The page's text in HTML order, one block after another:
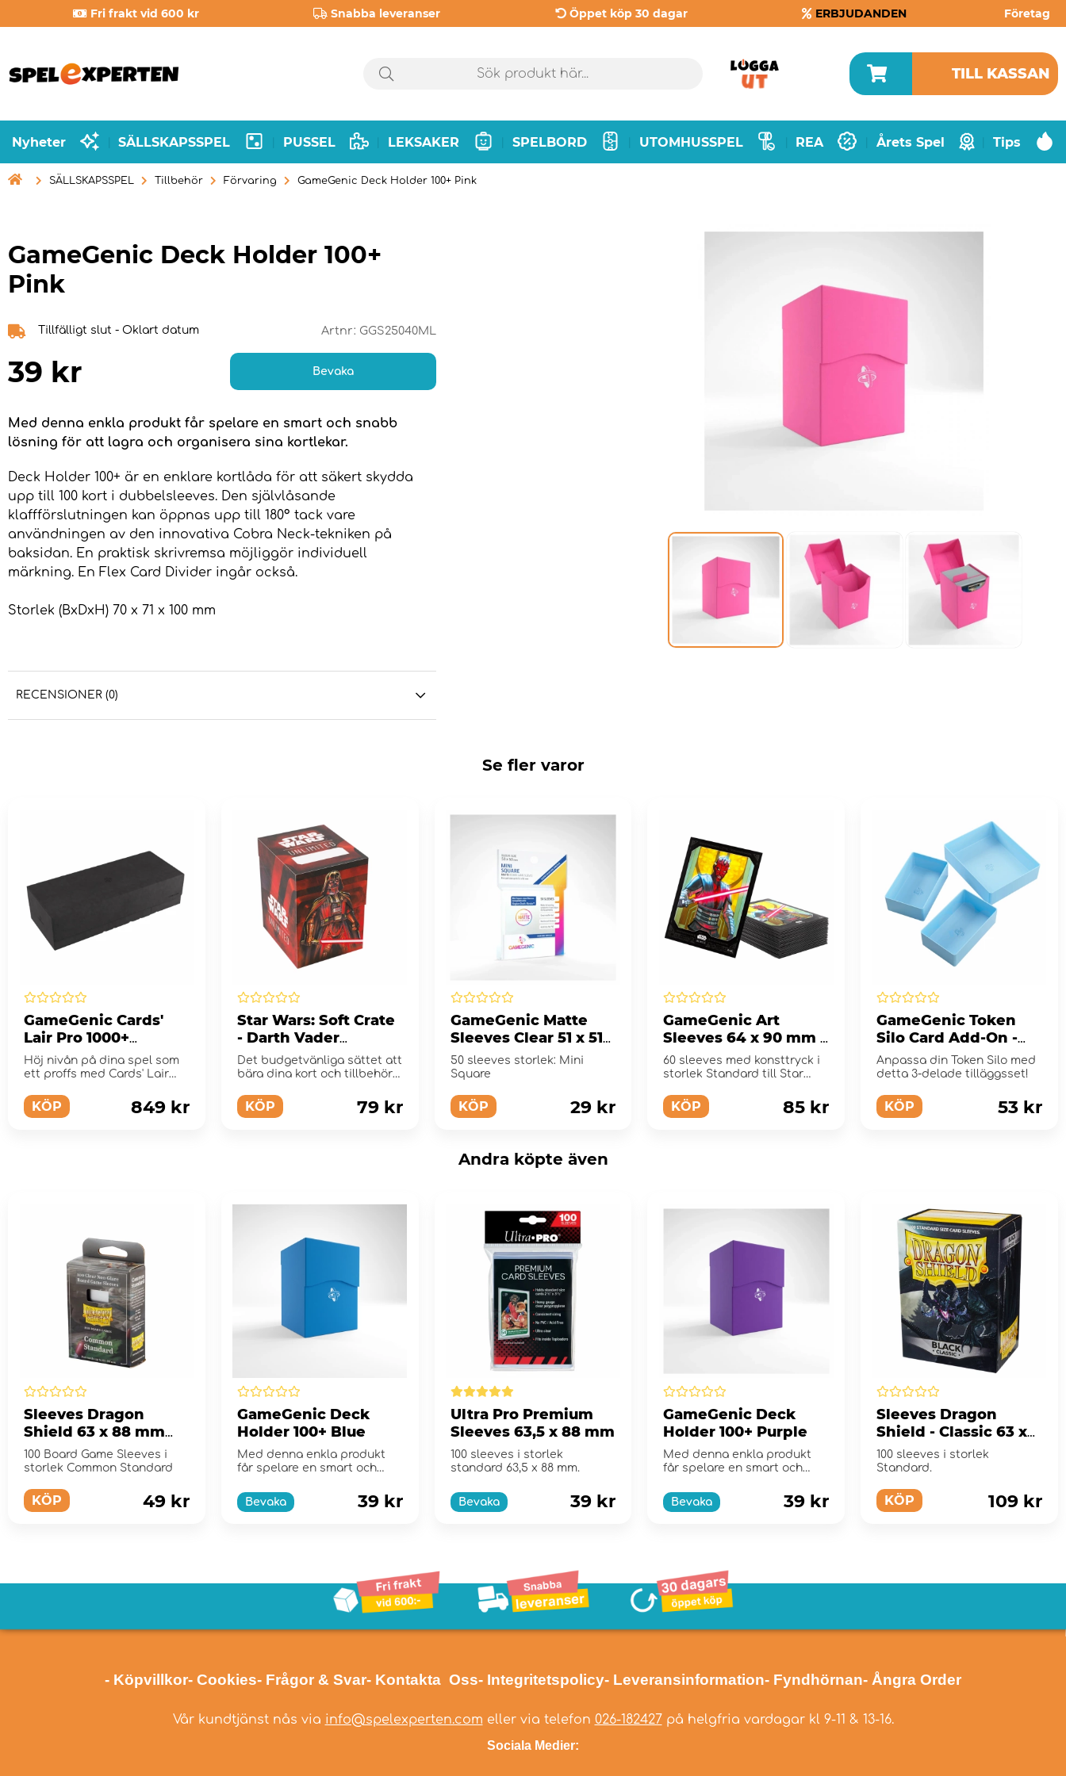
Fri frakt vid 600 kr Snabba leveranser Öppet köp 30 dagar ERBJUDANDEN Företag
TILL KASSAN
Nyheter SÄLLSKAPSSPEL PUSSEL LEKSAKER SPELBORD UTOMHUSSPEL REA Årets Spel Tips
 SÄLLSKAPSSPEL Tillbehör Förvaring GameGenic Deck Holder 100+ Pink
GameGenic Deck Holder 100+
Pink
Tillfälligt slut - Oklart datum Artnr: GGS25040ML
39 kr Bevaka
Med denna enkla produkt får spelare en smart och snabb
lösning för att lagra och organisera sina kortlekar.
Deck Holder 100+ är en enklare kortlåda för att säkert skydda
upp till 100 kort i dubbelsleeves. Den självlåsande
klaffförslutningen kan öppnas upp till 180° tack vare
användningen av den innovativa Cobra Neck-tekniken på
baksidan. En praktisk skrivremsa möjliggör individuell
märkning. En Flex Card Divider ingår också.
Storlek (BxDxH) 70 x 71 x 100 mm
RECENSIONER (0)
Se fler varor
GameGenic Cards'
Lair Pro 1000+
Convertible Black
Höj nivån på dina spel som
ett proffs med Cards' Lair
KÖP 849 kr
Star Wars: Soft Crate
- Darth Vader
Unstoppable,
Director Krennic
Det budgetvänliga sättet att
bära dina kort och tillbehör
KÖP 79 kr
GameGenic Matte
Sleeves Clear 51 x 51
mm
50 sleeves storlek: Mini
Square
KÖP 29 kr
GameGenic Art
Sleeves 64 x 90 mm -
Star Wars Darth Maul
60 sleeves med konsttryck i
storlek Standard till Star
KÖP 85 kr
GameGenic Token
Silo Card Add-On -
Blue
Anpassa din Token Silo med
detta 3-delade tilläggsset!
KÖP 53 kr
Andra köpte även
Sleeves Dragon
Shield 63 x 88 mm
Clear/Non-Glare
100 Board Game Sleeves i
storlek Common Standard
KÖP 49 kr
GameGenic Deck
Holder 100+ Blue
Med denna enkla produkt
får spelare en smart och
Bevaka
39 kr
Ultra Pro Premium
Sleeves 63,5 x 88 mm
100 sleeves i storlek
standard 63,5 x 88 mm.
Bevaka 39 kr
GameGenic Deck
Holder 100+ Purple
Med denna enkla produkt
får spelare en smart och
Bevaka
39 kr
Sleeves Dragon
Shield - Classic 63 x
88 mm Black
100 sleeves i storlek
Standard.
KÖP 109 kr
- Köpvillkor- Cookies- Frågor & Svar- Kontakta Oss- Integritetspolicy- Leveransinformation- Fyndhörnan- Ångra Order
Vår kundtjänst nås via info@spelexperten.com eller via telefon 026-182427på helgfria vardagar kl 9-11 & 13-16.
Sociala Medier: